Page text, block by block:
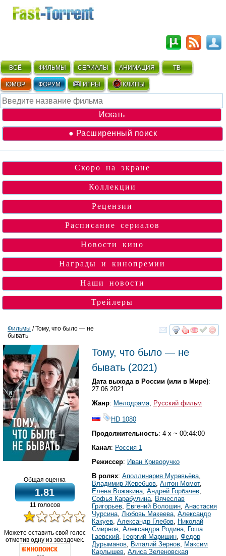
ВСЁ ФИЛЬМЫ СЕРИАЛЫ АНИМАЦИЯ ТВ
ЮМОР ФОРУМ ИГРЫ КЛИПЫ
● Расширенный поиск
Скоро на экране
Коллекции
Рецензии
Расписание сериалов
Новости кино
Награды и кинопремии
Наши новости
Трейлеры
смотреть
Фильмы / Тому, что было — не
бывать
Общая оценка
1.81
11 голосов
Можете оставить свой голос
отметив одну из звездочек.
Тому, что было — не
бывать (2021)
Дата выхода в России (или в Мире):
27.06.2021
Жанр: Мелодрама Русский фильм
HD 1080
Продолжительность: 4 x ~ 00:44:00
Канал: Россия 1
Режиссер: Иван Криворучко
В ролях: Аполлинария Муравьёва
Владимир Жеребцов Антон Момот,
Елена Вожакина Андрей Горбачев
Софья Карабулина
Вячеслав
Григорьев
Евгений Волошин Анастасия
Чурсина Любовь Макеева Александр
Какуев Александр Глебов
Николай
Смирнов Александра Родина
Гоша
Гаевский
Георгий Маришин Федор
Дурыманов
Виталий Зернов
Максим
Карлышев Алиса Зеленовская